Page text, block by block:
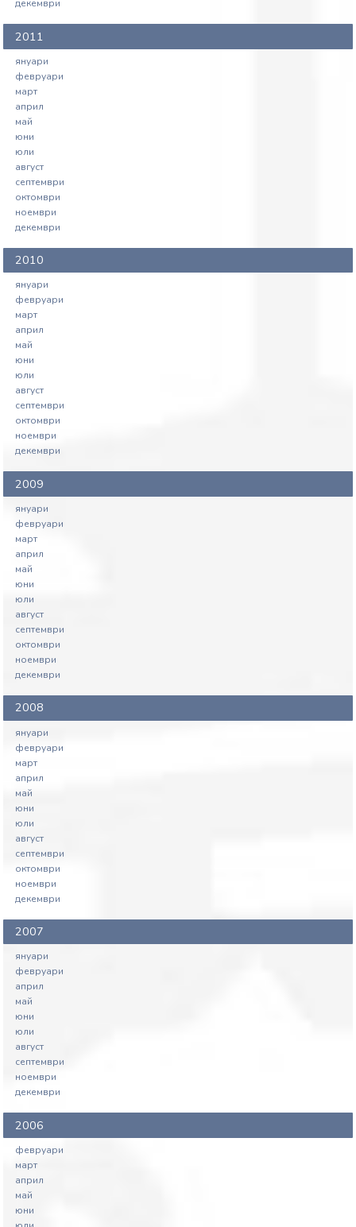
декември
2011
януари
февруари
март
април
май
юни
юли
август
септември
октомври
ноември
декември
2010
януари
февруари
март
април
май
юни
юли
август
септември
октомври
ноември
декември
2009
януари
февруари
март
април
май
юни
юли
август
септември
октомври
ноември
декември
2008
януари
февруари
март
април
май
юни
юли
август
септември
октомври
ноември
декември
2007
януари
февруари
април
май
юни
юли
август
септември
ноември
декември
2006
февруари
март
април
май
юни